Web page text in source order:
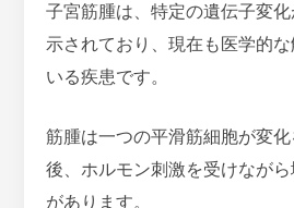
子宮筋腫は、特定の遺伝子変
示されており、現在も医学的
いる疾患です。
筋腫は一つの平滑筋細胞が変
後、ホルモン刺激を受けなが
があります。